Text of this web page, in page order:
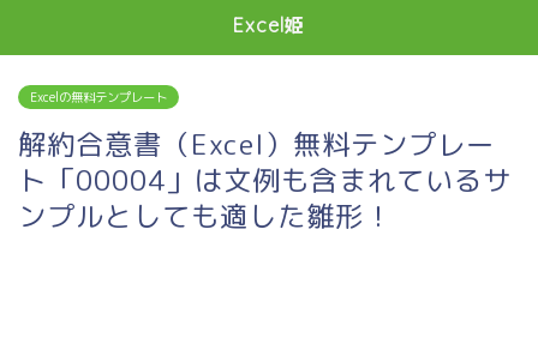
Excel姫
Excelの無料テンプレート
解約合意書（Excel）無料テンプレー
ト「00004」は文例も含まれているサ
ンプルとしても適した雛形！